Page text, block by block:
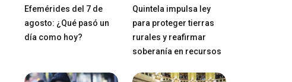
Efemérides del 7 de
agosto: ¿Qué pasó un
día como hoy?
Quintela impulsa ley
para proteger tierras
rurales y reafirmar
soberanía en recursos